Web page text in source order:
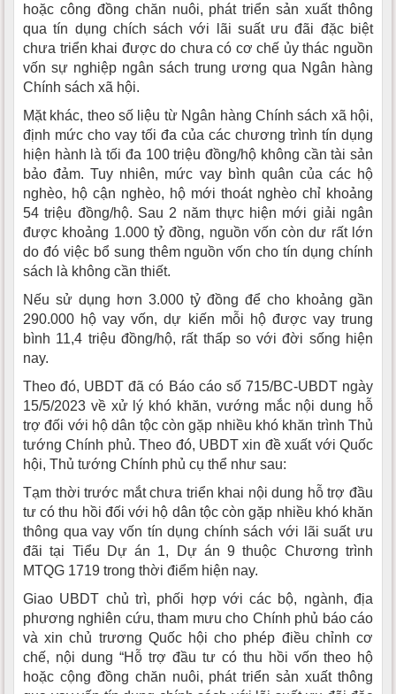
hoặc công đồng chăn nuôi, phát triển sản xuất thông
qua tín dụng chích sách với lãi suất ưu đãi đặc biệt
chưa triển khai được do chưa có cơ chế ủy thác nguồn
vốn sự nghiệp ngân sách trung ương qua Ngân hàng
Chính sách xã hội.
Mặt khác, theo số liệu từ Ngân hàng Chính sách xã hội,
định mức cho vay tối đa của các chương trình tín dụng
hiện hành là tối đa 100 triệu đồng/hộ không cần tài sản
bảo đảm. Tuy nhiên, mức vay bình quân của các hộ
nghèo, hộ cận nghèo, hộ mới thoát nghèo chỉ khoảng
54 triệu đồng/hộ. Sau 2 năm thực hiện mới giải ngân
được khoảng 1.000 tỷ đồng, nguồn vốn còn dư rất lớn
do đó việc bổ sung thêm nguồn vốn cho tín dụng chính
sách là không cần thiết.
Nếu sử dụng hơn 3.000 tỷ đồng để cho khoảng gần
290.000 hộ vay vốn, dự kiến mỗi hộ được vay trung
bình 11,4 triệu đồng/hộ, rất thấp so với đời sống hiện
nay.
Theo đó, UBDT đã có Báo cáo số 715/BC-UBDT ngày
15/5/2023 về xử lý khó khăn, vướng mắc nội dung hỗ
trợ đối với hộ dân tộc còn gặp nhiều khó khăn trình Thủ
tướng Chính phủ. Theo đó, UBDT xin đề xuất với Quốc
hội, Thủ tướng Chính phủ cụ thể như sau:
Tạm thời trước mắt chưa triển khai nội dung hỗ trợ đầu
tư có thu hồi đối với hộ dân tộc còn gặp nhiều khó khăn
thông qua vay vốn tín dụng chính sách với lãi suất ưu
đãi tại Tiểu Dự án 1, Dự án 9 thuộc Chương trình
MTQG 1719 trong thời điểm hiện nay.
Giao UBDT chủ trì, phối hợp với các bộ, ngành, địa
phương nghiên cứu, tham mưu cho Chính phủ báo cáo
và xin chủ trương Quốc hội cho phép điều chỉnh cơ
chế, nội dung “Hỗ trợ đầu tư có thu hồi vốn theo hộ
hoặc cộng đồng chăn nuôi, phát triển sản xuất thông